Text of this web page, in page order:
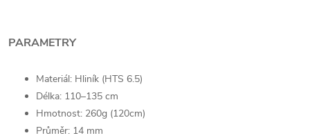
PARAMETRY
Materiál: Hliník (HTS 6.5)
Délka: 110–135 cm
Hmotnost: 260g (120cm)
Průměr: 14 mm